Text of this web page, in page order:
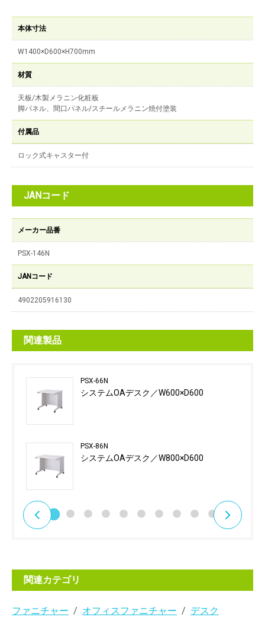
本体寸法
W1400×D600×H700mm
材質
天板/木製メラニン化粧板
脚パネル、間口パネル/スチールメラニン焼付塗装
付属品
ロック式キャスター付
JANコード
メーカー品番
PSX-146N
JANコード
4902205916130
関連製品
PSX-66N
システムOAデスク／W600×D600
PSX-86N
システムOAデスク／W800×D600
関連カテゴリ
ファニチャー オフィスファニチャー デスク